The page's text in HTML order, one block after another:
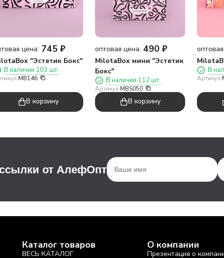
цена: 745 ₽
"Эстетик Бокс"
В наличии 103 шт.
MB146
В корзину
оптовая цена: 490 ₽
MilotaBox мини "Эстетик
Бокс"
В наличии 112 шт.
Артикул:MBS050
В корзину
В
Артикул:
от АлефОпт
Каталог товаров
ВЕСЬ КАТАЛОГ
О компании
Презентация о